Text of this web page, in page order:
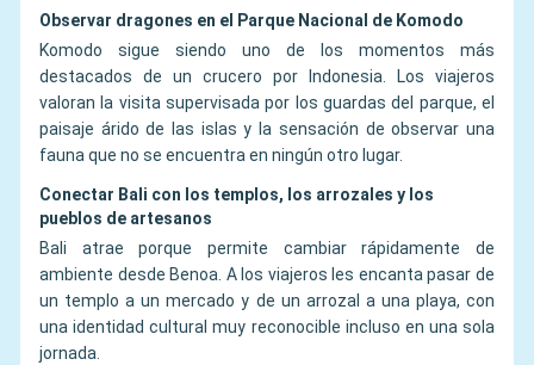
Observar dragones en el Parque Nacional de Komodo
Komodo sigue siendo uno de los momentos más
destacados de un crucero por Indonesia. Los viajeros
valoran la visita supervisada por los guardas del parque, el
paisaje árido de las islas y la sensación de observar una
fauna que no se encuentra en ningún otro lugar.
Conectar Bali con los templos, los arrozales y los
pueblos de artesanos
Bali atrae porque permite cambiar rápidamente de
ambiente desde Benoa. A los viajeros les encanta pasar de
un templo a un mercado y de un arrozal a una playa, con
una identidad cultural muy reconocible incluso en una sola
jornada.